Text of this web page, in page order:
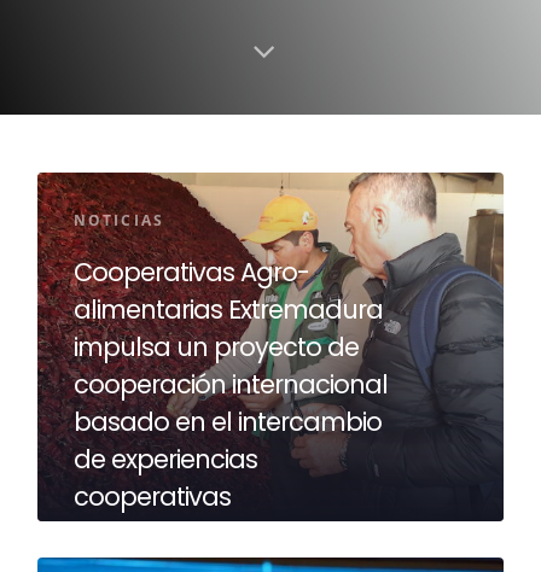
NOTICIAS
Cooperativas Agro-
alimentarias Extremadura
impulsa un proyecto de
cooperación internacional
basado en el intercambio
de experiencias
cooperativas